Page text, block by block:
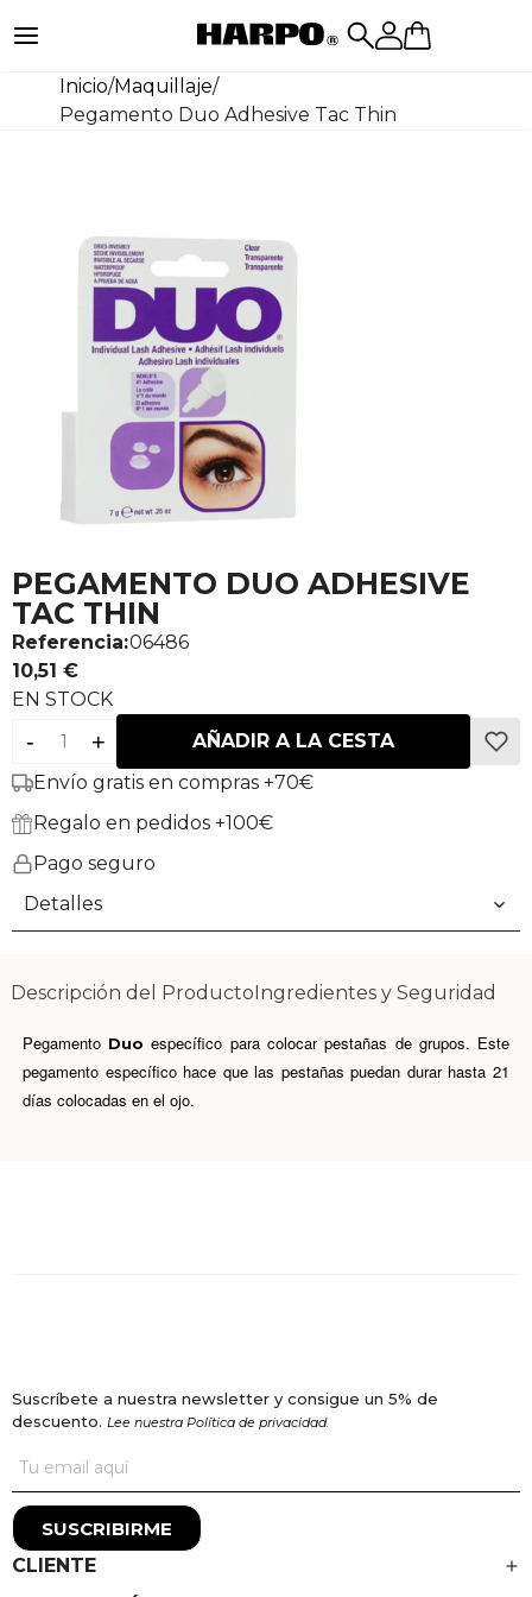
Inicio/Maquillaje/
Pegamento Duo Adhesive Tac Thin
PEGAMENTO DUO ADHESIVE
TAC THIN
Referencia:06486
10,51 €
EN STOCK
- +
AÑADIR A LA CESTA
Envío gratis en compras +70€
Regalo en pedidos +100€
Pago seguro
Detalles
Descripción del ProductoIngredientes y Seguridad
Pegamento Duo específico para colocar pestañas de grupos. Este
pegamento específico hace que las pestañas puedan durar hasta 21
días colocadas en el ojo.
Suscríbete a nuestra newsletter y consigue un 5% de
descuento. Lee nuestra Política de privacidad.
SUSCRIBIRME
CLIENTE